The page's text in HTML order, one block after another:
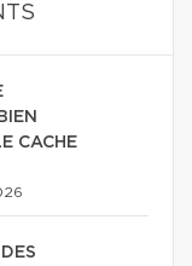
CACHE